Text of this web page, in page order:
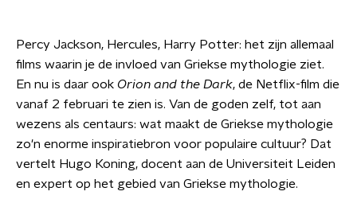
Percy Jackson, Hercules, Harry Potter: het zijn allemaal
films waarin je de invloed van Griekse mythologie ziet.
En nu is daar ook Orion and the Dark, de Netflix-film die
vanaf 2 februari te zien is. Van de goden zelf, tot aan
wezens als centaurs: wat maakt de Griekse mythologie
zo'n enorme inspiratiebron voor populaire cultuur? Dat
vertelt Hugo Koning, docent aan de Universiteit Leiden
en expert op het gebied van Griekse mythologie.